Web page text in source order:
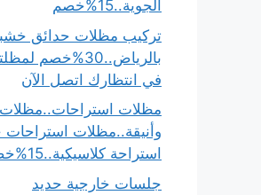
الجوية..15%خصم
تركيب مظلات حدائق
بالرياض..30%خصم
في انتظارك اتصل الآن
مظلات استراحات..مظلات
وأنيقة..مظلات استراحات
استراحة كلاسيكية..15%خصم فوري
جلسات خارجية حديد